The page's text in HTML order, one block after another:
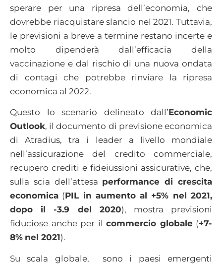
sperare per una ripresa dell’economia, che
dovrebbe riacquistare slancio nel 2021. Tuttavia,
le previsioni a breve a termine restano incerte e
molto dipenderà dall’efficacia della
vaccinazione e dal rischio di una nuova ondata
di contagi che potrebbe rinviare la ripresa
economica al 2022.
Questo lo scenario delineato dall’Economic
Outlook, il documento di previsione economica
di Atradius, tra i leader a livello mondiale
nell’assicurazione del credito commerciale,
recupero crediti e fideiussioni assicurative, che,
sulla scia dell’attesa performance di crescita
economica (PIL in aumento al +5% nel 2021,
dopo il -3.9 del 2020), mostra previsioni
fiduciose anche per il commercio globale(+7-
8% nel 2021).
Su scala globale, sono i paesi emergenti